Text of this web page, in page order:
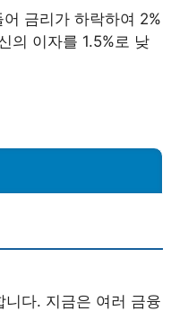
금리가 하락하여 2%
의 이자를 1.5%로 낮
다. 지금은 여러 금융